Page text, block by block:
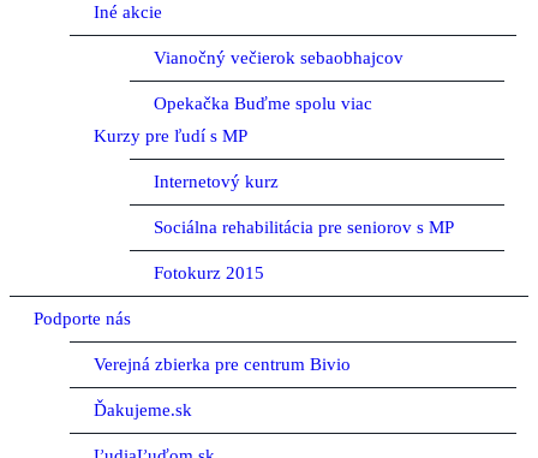
Iné akcie
Vianočný večierok sebaobhajcov
Opekačka Buďme spolu viac
Kurzy pre ľudí s MP
Internetový kurz
Sociálna rehabilitácia pre seniorov s MP
Fotokurz 2015
Podporte nás
Verejná zbierka pre centrum Bivio
Ďakujeme.sk